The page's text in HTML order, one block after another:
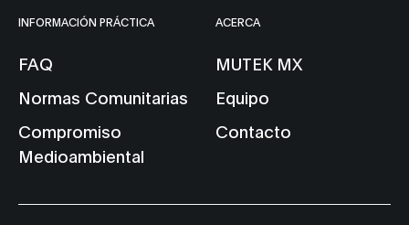
INFORMACIÓN PRÁCTICA
FAQ
Normas Comunitarias
Compromiso
Medioambiental
ACERCA
MUTEK MX
Equipo
Contacto